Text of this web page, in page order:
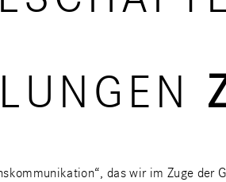
, das wir im Zuge der